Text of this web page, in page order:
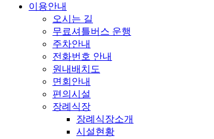
이용안내
오시는 길
무료셔틀버스 운행
주차안내
전화번호 안내
원내배치도
면회안내
편의시설
장례식장
장례식장소개
시설현황